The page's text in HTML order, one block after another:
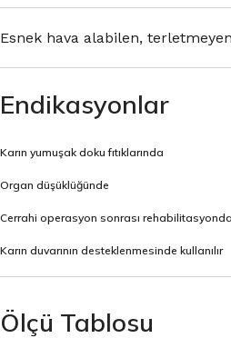
Esnek hava alabilen,
Endikasyonlar
Karın yumuşak doku fıtıklarında
Organ düşüklüğünde
Cerrahi operasyon sonrası rehabilitasyonda
Karın duvarının desteklenmesinde kullanılır
Ölçü Tablosu